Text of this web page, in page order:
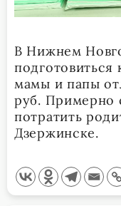
В Нижнем
подготовиться
мамы и папы
руб. Примерно
потратить
Дзержинске.